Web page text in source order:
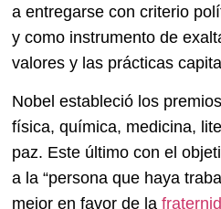
a entregarse con criterio
y como instrumento de
valores y las prácticas
Nobel estableció los
física, química, medicina,
paz. Este último con el
a la “persona que haya
mejor en favor de la